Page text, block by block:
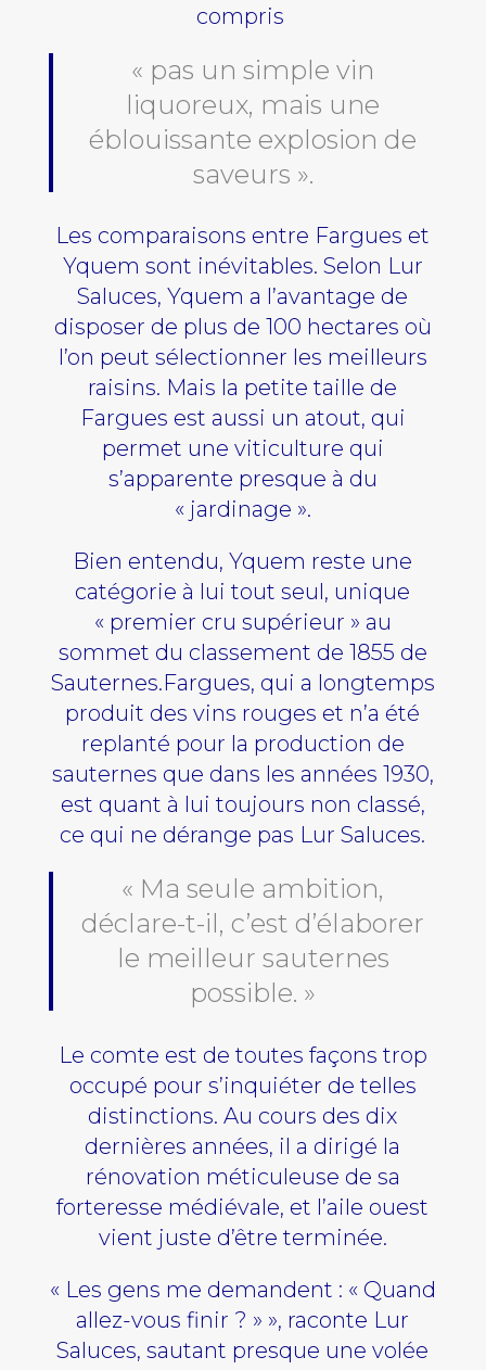
compris
« pas un simple vin
liquoreux, mais une
éblouissante explosion de
saveurs ».
Les comparaisons entre Fargues et
Yquem sont inévitables. Selon Lur
Saluces, Yquem a l’avantage de
disposer de plus de 100 hectares où
l’on peut sélectionner les meilleurs
raisins. Mais la petite taille de
Fargues est aussi un atout, qui
permet une viticulture qui
s’apparente presque à du
« jardinage ».
Bien entendu, Yquem reste une
catégorie à lui tout seul, unique
« premier cru supérieur » au
sommet du classement de 1855 de
Sauternes.Fargues, qui a longtemps
produit des vins rouges et n’a été
replanté pour la production de
sauternes que dans les années 1930,
est quant à lui toujours non classé,
ce qui ne dérange pas Lur Saluces.
« Ma seule ambition,
déclare-t-il, c’est d’élaborer
le meilleur sauternes
possible. »
Le comte est de toutes façons trop
occupé pour s’inquiéter de telles
distinctions. Au cours des dix
dernières années, il a dirigé la
rénovation méticuleuse de sa
forteresse médiévale, et l’aile ouest
vient juste d’être terminée.
« Les gens me demandent : « Quand
allez-vous finir ? » », raconte Lur
Saluces, sautant presque une volée